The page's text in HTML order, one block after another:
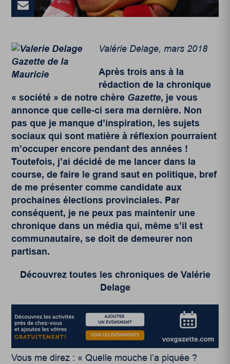
Valérie Delage, mars 2018
Après trois ans à la
rédaction de la chronique
« société » de notre chère Gazette, je vous
annonce que celle‑ci sera ma dernière. Non
pas que je manque d’inspiration, les sujets
sociaux qui sont matière à réflexion pourraient
m’occuper encore pendant des années !
Toutefois, j’ai décidé de me lancer dans la
course, de faire le grand saut en politique, bref
de me présenter comme candidate aux
prochaines élections provinciales. Par
conséquent, je ne peux pas maintenir une
chronique dans un média qui, même s’il est
communautaire, se doit de demeurer non
partisan.
Découvrez toutes les chroniques de Valérie
Delage
Vous me direz : « Quelle mouche l’a piquée ?